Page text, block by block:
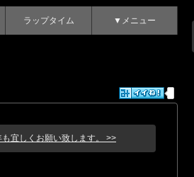
ラップタイム ▼メニュー
も宜しくお願い致します。 >>